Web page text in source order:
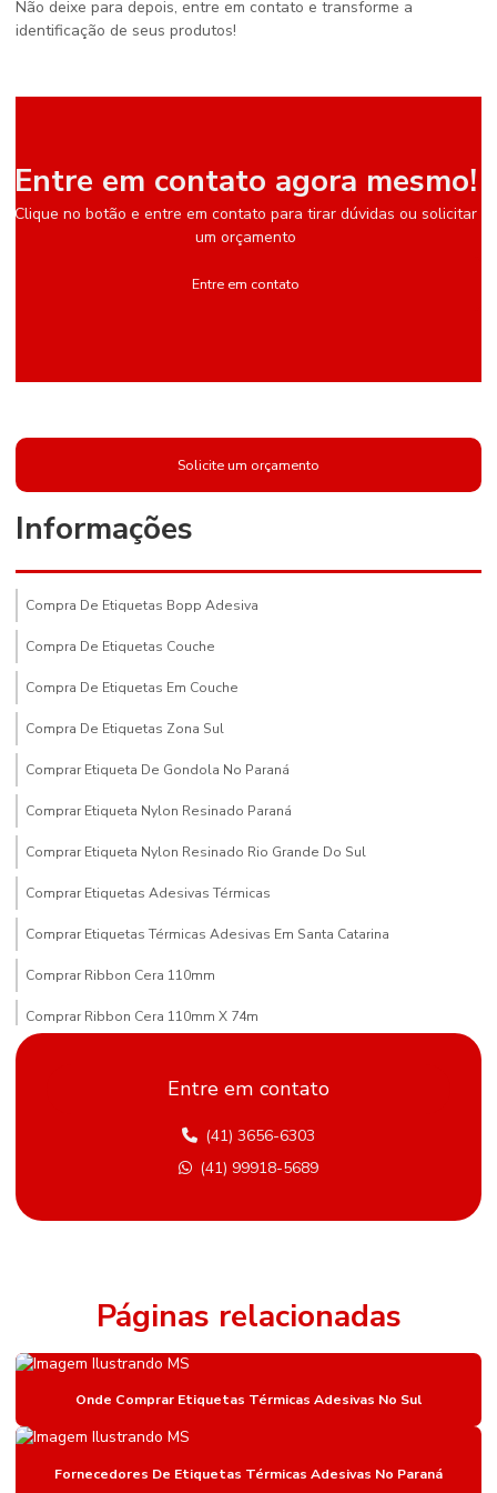
Não deixe para depois, entre em contato e transforme a
identificação de seus produtos!
Entre em contato agora mesmo!
Clique no botão e entre em contato para tirar dúvidas ou solicitar
um orçamento
Entre em contato
Solicite um orçamento
Informações
Compra De Etiquetas Bopp Adesiva
Compra De Etiquetas Couche
Compra De Etiquetas Em Couche
Compra De Etiquetas Zona Sul
Comprar Etiqueta De Gondola No Paraná
Comprar Etiqueta Nylon Resinado Paraná
Comprar Etiqueta Nylon Resinado Rio Grande Do Sul
Comprar Etiquetas Adesivas Térmicas
Comprar Etiquetas Térmicas Adesivas Em Santa Catarina
Comprar Ribbon Cera 110mm
Comprar Ribbon Cera 110mm X 74m
Compras De Etiqueta De Gondola Em Minas Gerais
Comprimento Etiquetas Adesivas
Distribuidor De Etiqueta Nylon Resinado Mato Grosso Do Sul
Etiqueta Adesiva Hotmelt
Etiqueta Adesiva Para Sementes E Adubos
Etiqueta De Gondola Amarela
Etiqueta De Gondola Branca
Entre em contato
(41) 3656-6303
(41) 99918-5689
Páginas relacionadas
Onde Comprar Etiquetas Térmicas Adesivas No Sul
Fornecedores De Etiquetas Térmicas Adesivas No Paraná